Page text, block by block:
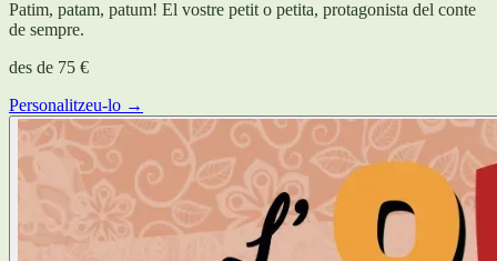
Patim, patam, patum! El vostre petit o petita, protagonista del conte
de sempre.
des de 75 €
Personalitzeu-lo →